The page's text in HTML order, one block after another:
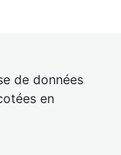
de données
en